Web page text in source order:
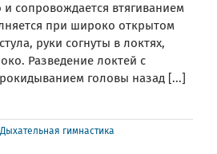
сопровождается втягиванием
при широко открытом
руки согнуты в локтях,
Разведение локтей с
головы назад [...]
Дыхательная гимнастика